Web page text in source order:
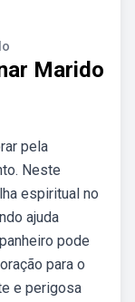
Marido
pela
Neste
espiritual no
ajuda
pode
para o
e perigosa